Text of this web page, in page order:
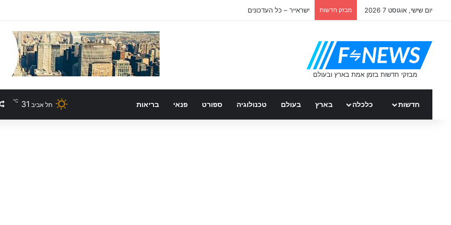
יום שישי, אוגוסט 7 2026 מבזק חדשות ישראייר – כל העדכונים
חדשות כלכלה בארץ בעולם טכנולוגיה ספורט פנאי בריאות תל אביב 31
℃